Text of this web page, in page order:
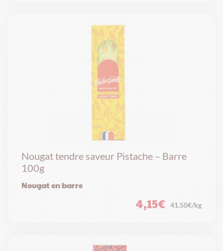
Nougat tendre saveur Pistache – Barre
100g
Nougat en barre
4,15€ 41.50€/kg